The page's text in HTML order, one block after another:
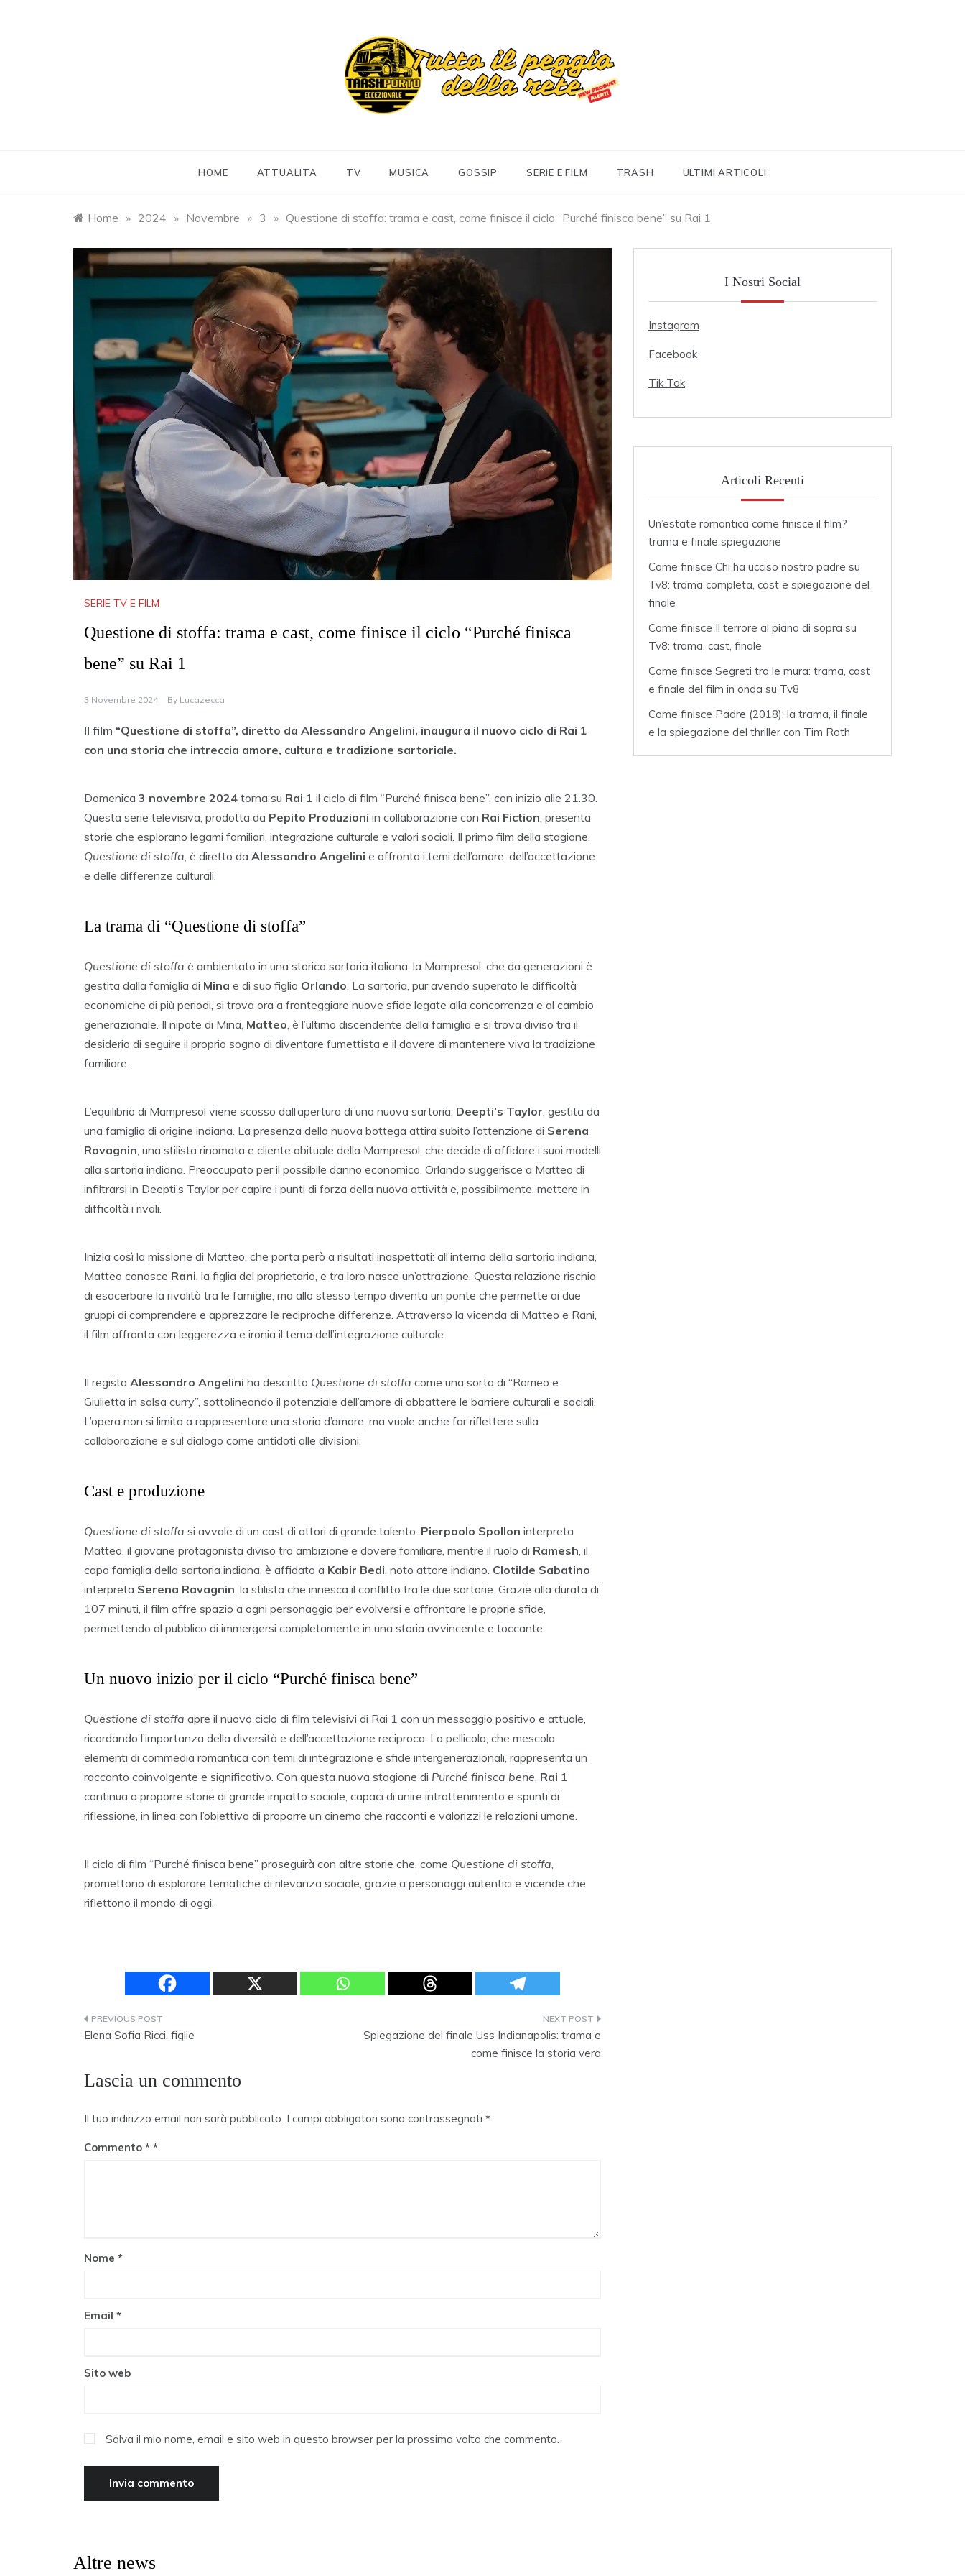
HOME ATTUALITA TV MUSICA GOSSIP SERIE E FILM TRASH ULTIMI ARTICOLI
Home » 2024 » Novembre » 3 » Questione di stoffa: trama e cast, come finisce il ciclo “Purché finisca bene” su Rai 1
SERIE TV E FILM
Questione di stoffa: trama e cast, come finisce il ciclo “Purché finisca
bene” su Rai 1
3 Novembre 2024 By Lucazecca
Il film “Questione di stoffa”, diretto da Alessandro Angelini, inaugura il nuovo ciclo di Rai 1
con una storia che intreccia amore, cultura e tradizione sartoriale.
Domenica 3 novembre 2024 torna su Rai 1 il ciclo di film “Purché finisca bene”, con inizio alle 21.30.
Questa serie televisiva, prodotta da Pepito Produzioni in collaborazione con Rai Fiction , presenta
storie che esplorano legami familiari, integrazione culturale e valori sociali. Il primo film della stagione,
Questione di stoffa , è diretto da Alessandro Angelini e affronta i temi dell’amore, dell’accettazione
e delle differenze culturali.
La trama di “Questione di stoffa”
Questione di stoffa è ambientato in una storica sartoria italiana, la Mampresol, che da generazioni è
gestita dalla famiglia di Mina e di suo figlio Orlando . La sartoria, pur avendo superato le difficoltà
economiche di più periodi, si trova ora a fronteggiare nuove sfide legate alla concorrenza e al cambio
generazionale. Il nipote di Mina, Matteo , è l’ultimo discendente della famiglia e si trova diviso tra il
desiderio di seguire il proprio sogno di diventare fumettista e il dovere di mantenere viva la tradizione
familiare.
L’equilibrio di Mampresol viene scosso dall’apertura di una nuova sartoria, Deepti’s Taylor , gestita da
una famiglia di origine indiana. La presenza della nuova bottega attira subito l’attenzione di Serena
Ravagnin , una stilista rinomata e cliente abituale della Mampresol, che decide di affidare i suoi modelli
alla sartoria indiana. Preoccupato per il possibile danno economico, Orlando suggerisce a Matteo di
infiltrarsi in Deepti’s Taylor per capire i punti di forza della nuova attività e, possibilmente, mettere in
difficoltà i rivali.
Inizia così la missione di Matteo, che porta però a risultati inaspettati: all’interno della sartoria indiana,
Matteo conosce Rani , la figlia del proprietario, e tra loro nasce un’attrazione. Questa relazione rischia
di esacerbare la rivalità tra le famiglie, ma allo stesso tempo diventa un ponte che permette ai due
gruppi di comprendere e apprezzare le reciproche differenze. Attraverso la vicenda di Matteo e Rani,
il film affronta con leggerezza e ironia il tema dell’integrazione culturale.
Il regista Alessandro Angelini ha descritto Questione di stoffa come una sorta di “Romeo e
Giulietta in salsa curry”, sottolineando il potenziale dell’amore di abbattere le barriere culturali e sociali.
L’opera non si limita a rappresentare una storia d’amore, ma vuole anche far riflettere sulla
collaborazione e sul dialogo come antidoti alle divisioni.
Cast e produzione
Questione di stoffa si avvale di un cast di attori di grande talento. Pierpaolo Spollon interpreta
Matteo, il giovane protagonista diviso tra ambizione e dovere familiare, mentre il ruolo di Ramesh , il
capo famiglia della sartoria indiana, è affidato a Kabir Bedi , noto attore indiano. Clotilde Sabatino
interpreta Serena Ravagnin , la stilista che innesca il conflitto tra le due sartorie. Grazie alla durata di
107 minuti, il film offre spazio a ogni personaggio per evolversi e affrontare le proprie sfide,
permettendo al pubblico di immergersi completamente in una storia avvincente e toccante.
Un nuovo inizio per il ciclo “Purché finisca bene”
Questione di stoffa apre il nuovo ciclo di film televisivi di Rai 1 con un messaggio positivo e attuale,
ricordando l’importanza della diversità e dell’accettazione reciproca. La pellicola, che mescola
elementi di commedia romantica con temi di integrazione e sfide intergenerazionali, rappresenta un
racconto coinvolgente e significativo. Con questa nuova stagione di Purché finisca bene Rai 1
continua a proporre storie di grande impatto sociale, capaci di unire intrattenimento e spunti di
riflessione, in linea con l’obiettivo di proporre un cinema che racconti e valorizzi le relazioni umane.
Il ciclo di film “Purché finisca bene” proseguirà con altre storie che, come Questione di stoffa
promettono di esplorare tematiche di rilevanza sociale, grazie a personaggi autentici e vicende che
riflettono il mondo di oggi.
Navigazione
Elena Sofia Ricci, figlie
Spiegazione del finale Uss Indianapolis: trama e
come finisce la storia vera
Lascia un commento
Il tuo indirizzo email non sarà pubblicato. I campi obbligatori sono contrassegnati *
Commento *
Nome *
Email *
Sito web
Salva il mio nome, email e sito web in questo browser per la prossima volta che commento.
I Nostri Social
Instagram
Facebook
Tik Tok
Articoli Recenti
Un’estate romantica come finisce il film?
trama e finale spiegazione
Come finisce Chi ha ucciso nostro padre su
Tv8: trama completa, cast e spiegazione del
finale
Come finisce Il terrore al piano di sopra su
Tv8: trama, cast, finale
Come finisce Segreti tra le mura: trama, cast
e finale del film in onda su Tv8
Come finisce Padre (2018): la trama, il finale
e la spiegazione del thriller con Tim Roth
Altre news